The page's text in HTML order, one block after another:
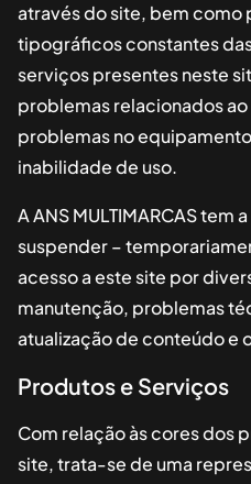
através do site, bem como
tipográficos constantes
serviços presentes neste
problemas relacionados
problemas no
inabilidade de uso.
AANS MULTIMARCAStem
suspender –
acesso a este site por
manutenção, problemas
atualização de conteúdo e
Produtos e Serviços
Com relação às cores dos
site, trata-se de uma